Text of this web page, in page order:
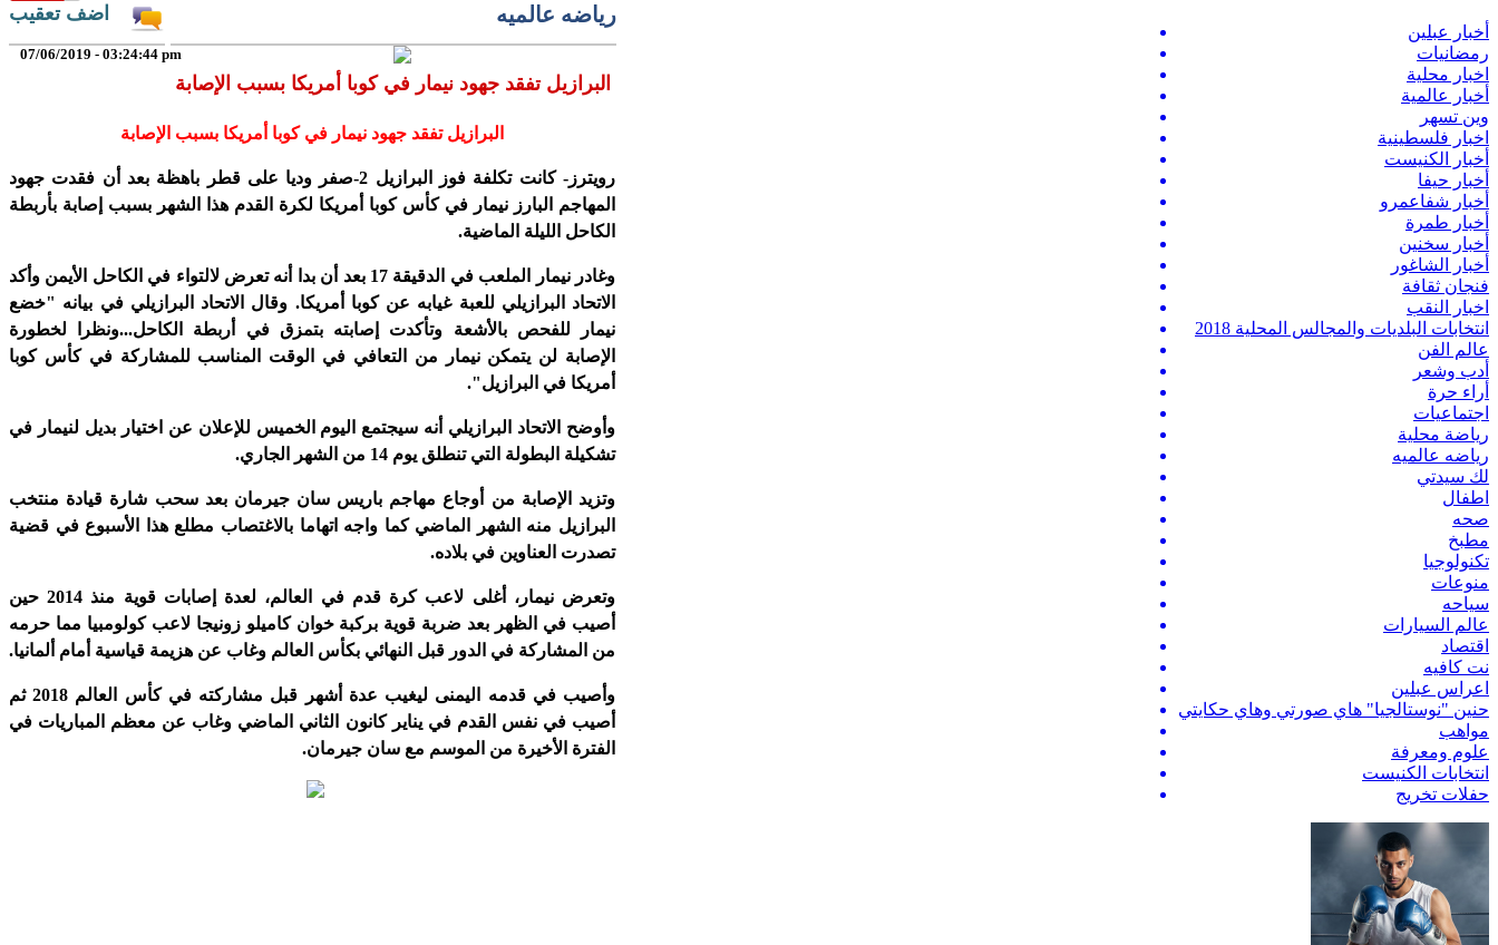
أخبار عبلين
رمضانيات
اخبار محلية
أخبار عالمية
وين تسهر
اخبار فلسطينية
أخبار الكنيست
أخبار حيفا
أخبار شفاعمرو
أخبار طمرة
أخبار سخنين
أخبار الشاغور
فنجان ثقافة
اخبار النقب
انتخابات البلديات والمجالس المحلية 2018
عالم الفن
أدب وشعر
أراء حرة
اجتماعيات
رياضة محلية
رياضه عالميه
لك سيدتي
اطفال
صحه
مطبخ
تكنولوجيا
منوعات
سياحه
عالم السيارات
اقتصاد
نت كافيه
اعراس عبلين
حنين "نوستالجيا" هاي صورتي وهاي حكايتي
مواهب
علوم ومعرفة
انتخابات الكنيست
حفلات تخريج
رياضه عالميه اضف تعقيب
07/06/2019 - 03:24:44 pm
البرازيل تفقد جهود نيمار في كوبا أمريكا بسبب الإصابة
البرازيل تفقد جهود نيمار في كوبا أمريكا بسبب الإصابة
رويترز- كانت تكلفة فوز البرازيل 2-صفر وديا على قطر باهظة بعد أن فقدت جهود
المهاجم البارز نيمار في كأس كوبا أمريكا لكرة القدم هذا الشهر بسبب إصابة بأربطة
الكاحل الليلة الماضية.
وغادر نيمار الملعب في الدقيقة 17 بعد أن بدا أنه تعرض لالتواء في الكاحل الأيمن وأكد
الاتحاد البرازيلي للعبة غيابه عن كوبا أمريكا. وقال الاتحاد البرازيلي في بيانه "خضع
نيمار للفحص بالأشعة وتأكدت إصابته بتمزق في أربطة الكاحل...ونظرا لخطورة
الإصابة لن يتمكن نيمار من التعافي في الوقت المناسب للمشاركة في كأس كوبا
أمريكا في البرازيل".
وأوضح الاتحاد البرازيلي أنه سيجتمع اليوم الخميس للإعلان عن اختيار بديل لنيمار في
تشكيلة البطولة التي تنطلق يوم 14 من الشهر الجاري.
وتزيد الإصابة من أوجاع مهاجم باريس سان جيرمان بعد سحب شارة قيادة منتخب
البرازيل منه الشهر الماضي كما واجه اتهاما بالاغتصاب مطلع هذا الأسبوع في قضية
تصدرت العناوين في بلاده.
وتعرض نيمار، أغلى لاعب كرة قدم في العالم، لعدة إصابات قوية منذ 2014 حين
أصيب في الظهر بعد ضربة قوية بركبة خوان كاميلو زونيجا لاعب كولومبيا مما حرمه
من المشاركة في الدور قبل النهائي بكأس العالم وغاب عن هزيمة قياسية أمام ألمانيا.
وأصيب في قدمه اليمنى ليغيب عدة أشهر قبل مشاركته في كأس العالم 2018 ثم
أصيب في نفس القدم في يناير كانون الثاني الماضي وغاب عن معظم المباريات في
الفترة الأخيرة من الموسم مع سان جيرمان.